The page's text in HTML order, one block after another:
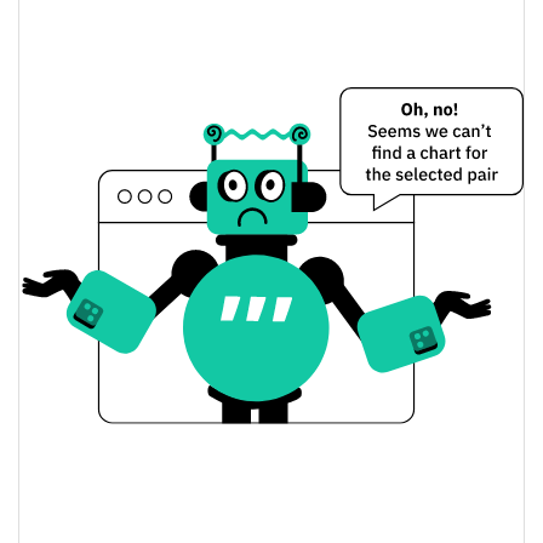
Abertura / Fecho de
$593.61505 / $591.88554
A mudança de ontem
Volume de ontem
Histórico do preço do BNB
7 dias Baixa / 7 dias Alta $574.17327 / $603.61114